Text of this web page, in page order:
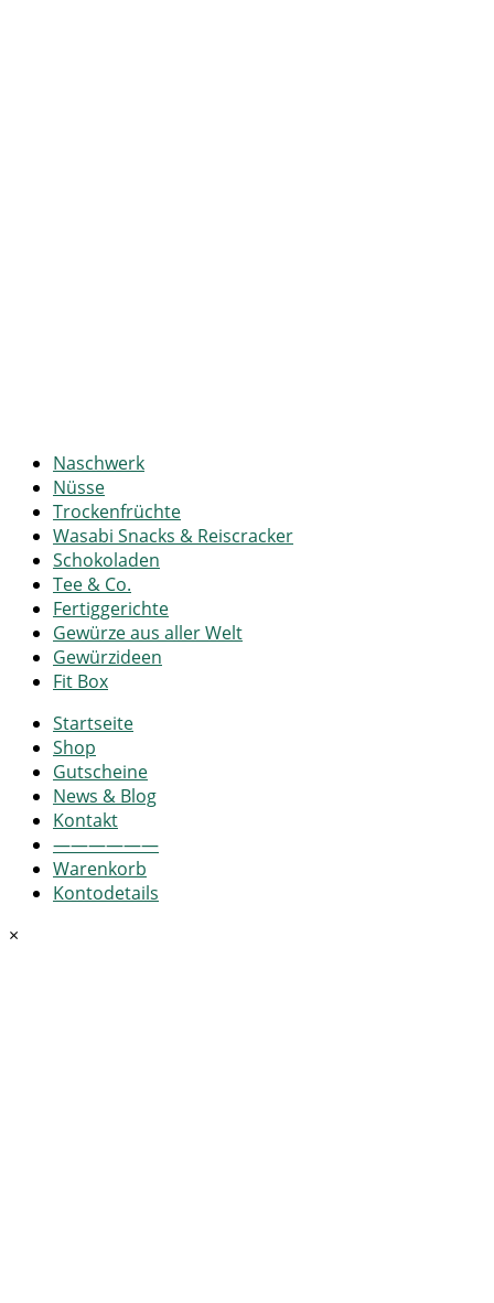
Naschwerk
Nüsse
Trockenfrüchte
Wasabi Snacks & Reiscracker
Schokoladen
Tee & Co.
Fertiggerichte
Gewürze aus aller Welt
Gewürzideen
Fit Box
Startseite
Shop
Gutscheine
News & Blog
Kontakt
——————
Warenkorb
Kontodetails
×